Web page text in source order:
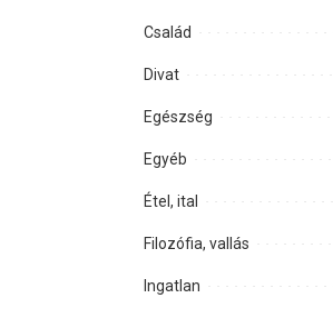
Család
Divat
Egészség
Egyéb
Étel, ital
Filozófia, vallás
Ingatlan